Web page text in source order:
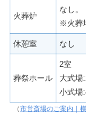
火葬炉
なし。
※火葬
休憩室 なし
葬祭ホール
2室
大式場
小式場
（市営斎場のご案内｜